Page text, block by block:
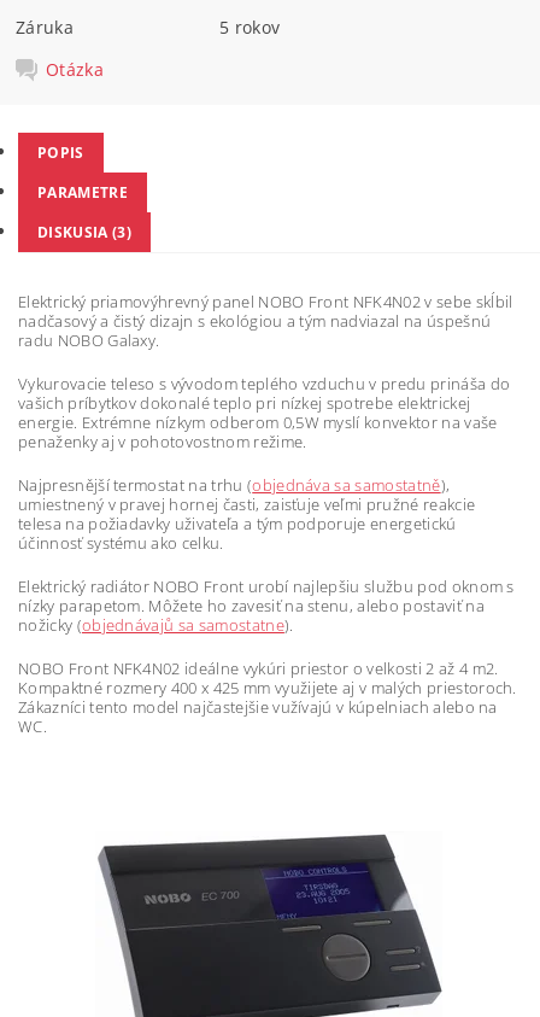
Záruka
5 rokov
Otázka
POPIS
PARAMETRE
DISKUSIA (3)
Elektrický priamovýhrevný panel NOBO Front NFK4N02 v sebe skĺbil
nadčasový a čistý dizajn s ekológiou a tým nadviazal na úspešnú
radu NOBO Galaxy.
Vykurovacie teleso s vývodom teplého vzduchu v predu prináša do
vašich príbytkov dokonalé teplo pri nízkej spotrebe elektrickej
energie. Extrémne nízkym odberom 0,5W myslí konvektor na vaše
penaženky aj v pohotovostnom režime.
Najpresnější termostat na trhu (objednáva sa samostatně),
umiestnený v pravej hornej časti, zaisťuje veľmi pružné reakcie
telesa na požiadavky uživateľa a tým podporuje energetickú
účinnosť systému ako celku.
Elektrický radiátor NOBO Front urobí najlepšiu službu pod oknom s
nízky parapetom. Môžete ho zavesiť na stenu, alebo postaviť na
nožicky (objednávajů sa samostatne).
NOBO Front NFK4N02 ideálne vykúri priestor o velkosti 2 až 4 m2.
Kompaktné rozmery 400 x 425 mm využijete aj v malých priestoroch.
Zákazníci tento model najčastejšie vužívajú v kúpelniach alebo na
WC.